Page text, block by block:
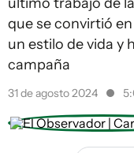
que se convirtió
un estilo de vida y
campaña
31 de agosto 2024